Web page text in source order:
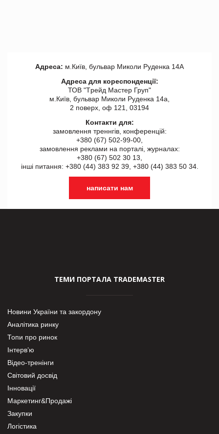
Адреса: м.Київ, бульвар Миколи Руденка 14А
Адреса для кореспонденції:
ТОВ "Tрейд Мастер Груп"
м.Київ, бульвар Миколи Руденка 14а,
2 поверх, оф 121, 03194
Контакти для:
замовлення треннгів, конференцій:
+380 (67) 502-99-00,
замовлення реклами на порталі, журналах:
+380 (67) 502 30 13,
інші питання: +380 (44) 383 92 39, +380 (44) 383 50 34.
написати нам
ТЕМИ ПОРТАЛА TRADEMASTER
Новини України та закордону
Аналітика ринку
Топи про ринок
Інтерв’ю
Відео-тренінги
Світовий досвід
Інновації
Маркетинг&Продажі
Закупки
Логістика